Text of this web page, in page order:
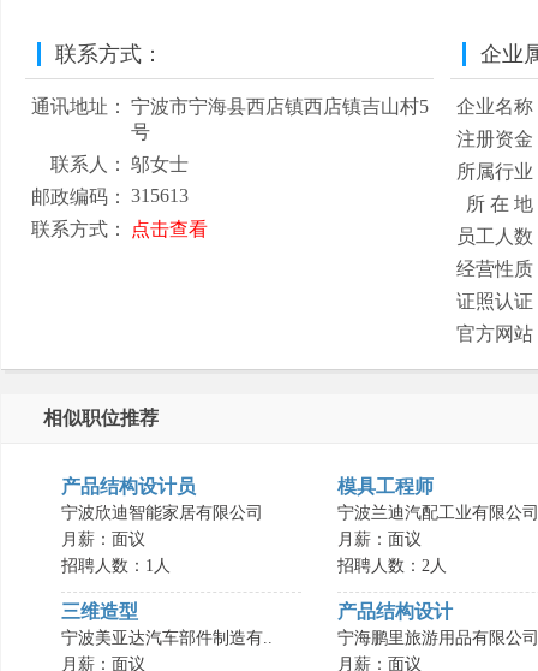
联系方式：
通讯地址：
宁波市宁海县西店镇西店镇吉山村5
号
联系人：
邬女士
邮政编码：
315613
联系方式：
点击查看
企业
企业名称
注册资金
所属行业
所 在 地
员工人数
经营性质
证照认证
官方网站
相似职位推荐
产品结构设计员
宁波欣迪智能家居有限公司
月薪：面议
招聘人数：1人
模具工程师
宁波兰迪汽配工业有限公司
月薪：面议
招聘人数：2人
三维造型
宁波美亚达汽车部件制造有..
月薪：面议
产品结构设计
宁海鹏里旅游用品有限公司
月薪：面议